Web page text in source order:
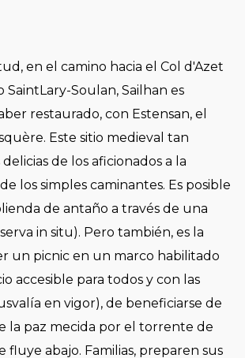
en el camino hacia el Col d'Azet
SaintLary-Soulan, Sailhan es
restaurado, con Estensan, el
Este sitio medieval tan
de los aficionados a la
los simples caminantes. Es posible
de antaño a través de una
in situ). Pero también, es la
un picnic en un marco habilitado
accesible para todos y con las
en vigor), de beneficiarse de
la paz mecida por el torrente de
fluye abajo. Familias, preparen sus